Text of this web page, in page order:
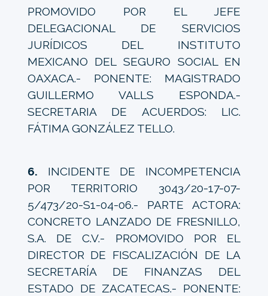
PROMOVIDO POR EL JEFE
DELEGACIONAL DE SERVICIOS
JURÍDICOS DEL INSTITUTO
MEXICANO DEL SEGURO SOCIAL EN
OAXACA.- PONENTE: MAGISTRADO
GUILLERMO VALLS ESPONDA.-
SECRETARIA DE ACUERDOS: LIC.
FÁTIMA GONZÁLEZ TELLO.
6. INCIDENTE DE INCOMPETENCIA
POR TERRITORIO 3043/20-17-07-
5/473/20-S1-04-06.- PARTE ACTORA:
CONCRETO LANZADO DE FRESNILLO,
S.A. DE C.V.- PROMOVIDO POR EL
DIRECTOR DE FISCALIZACIÓN DE LA
SECRETARÍA DE FINANZAS DEL
ESTADO DE ZACATECAS.- PONENTE: